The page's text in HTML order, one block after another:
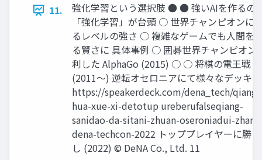
11.
強化学習という選択肢 ● ● 強いAIを作るの
「強化学習」が台頭 ○ 世界チャンピオンに
るレベルの強さ ○ 複雑なゲームでも人間を
る賢さに 具体事例 ○ 囲碁世界チャンピオン
利した AlphaGo (2015) ○ ○ 将棋の電王戦
(2011〜) 逆転オセロニアにて様々なデッキで
https://speakerdeck.com/dena_tech/qiang-
hua-xue-xi-detotup ureberufalseqiang-
sanidao-da-sitani-zhuan-oseroniadui-
dena-techcon-2022 トッププレイヤーに勝
し (2022) © DeNA Co., Ltd. 11